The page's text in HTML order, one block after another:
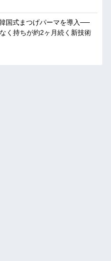
国式まつげパーマを導入──
く持ちが約2ヶ月続く新技術